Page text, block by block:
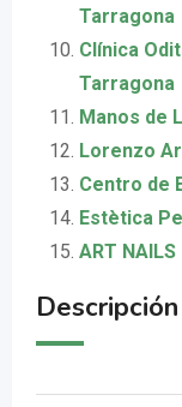
Tarragona
Clínica
Tarragona
Manos de
Lorenzo
Centro de
Estètica
ART NAILS
Descripción